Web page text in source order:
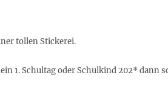
tollen Stickerei.
1. Schultag oder Schulkind 202* dann